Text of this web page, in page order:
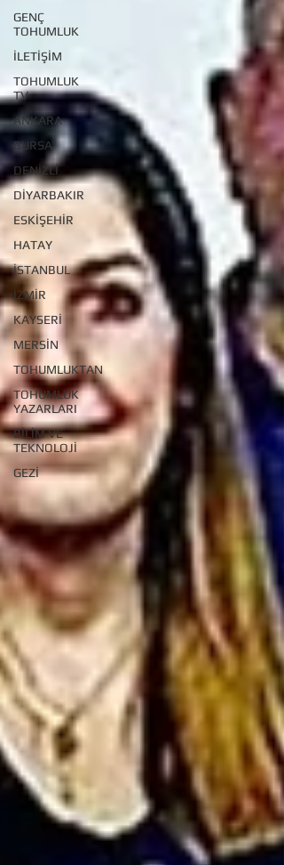
GENÇ
TOHUMLUK
İLETİŞİM
TOHUMLUK
TV
ANKARA
BURSA
DENİZLİ
DİYARBAKIR
ESKİŞEHİR
HATAY
İSTANBUL
İZMİR
KAYSERİ
MERSİN
TOHUMLUKTAN
TOHUMLUK
YAZARLARI
BİLİM VE
TEKNOLOJİ
GEZİ